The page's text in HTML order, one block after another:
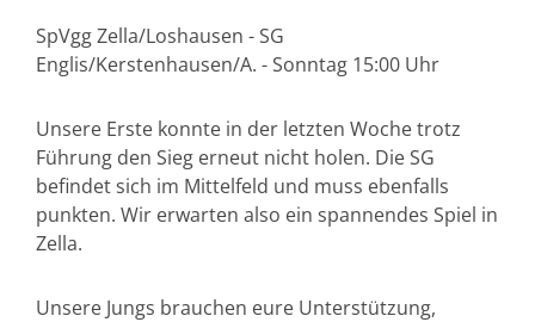
SpVgg Zella/Loshausen - SG
Englis/Kerstenhausen/A. - Sonntag 15:00 Uhr
Unsere Erste konnte in der letzten Woche trotz
Führung den Sieg erneut nicht holen. Die SG
befindet sich im Mittelfeld und muss ebenfalls
punkten. Wir erwarten also ein spannendes Spiel in
Zella.
Unsere Jungs brauchen eure Unterstützung,